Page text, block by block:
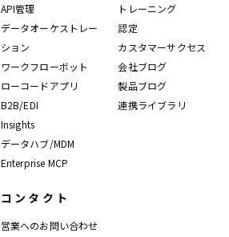
API管理
データオーケストレー
ション
ワークフローボット
ローコードアプリ
B2B/EDI
Insights
データハブ/MDM
Enterprise MCP
トレーニング
認定
カスタマーサクセス
会社ブログ
製品ブログ
連携ライブラリ
コンタクト
営業へのお問い合わせ